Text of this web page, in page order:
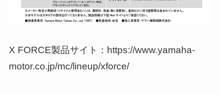
X FORCE製品サイト：https://www.yamaha-
motor.co.jp/mc/lineup/xforce/